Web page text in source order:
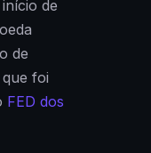
de
de
foi
FED dos